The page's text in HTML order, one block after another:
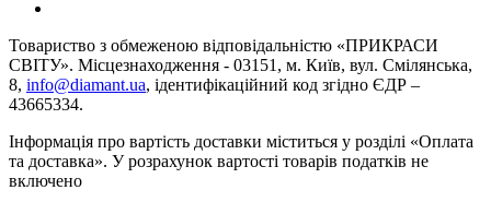
Товариство з обмеженою вiдповiдальнiстю «ПРИКРАСИ
СВІТУ». Місцезнаходження - 03151, м. Київ, вул. Смілянська,
8, info@diamant.ua, ідентифікаційний код згідно ЄДР –
43665334.
Інформація про вартість доставки міститься у розділі «Оплата
та доставка». У розрахунок вартості товарів податків не
включено